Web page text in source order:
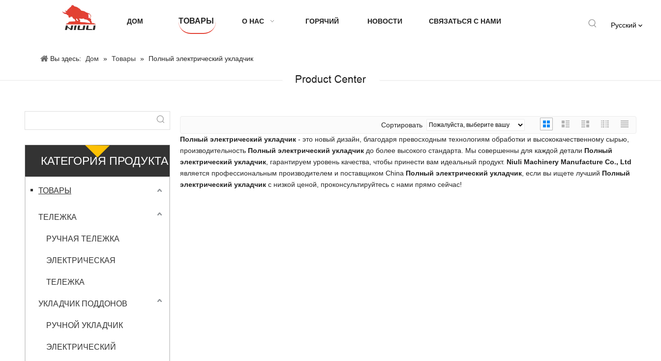
ДОМ ТОВАРЫ О НАС ГОРЯЧИЙ НОВОСТИ СВЯЗАТЬСЯ С НАМИ Pусский
Вы здесь: Дом » Товары » Полный электрический укладчик
КАТЕГОРИЯ ПРОДУКТА
ТОВАРЫ
ТЕЛЕЖКА
РУЧНАЯ ТЕЛЕЖКА
ЭЛЕКТРИЧЕСКАЯ
ТЕЛЕЖКА
УКЛАДЧИК ПОДДОНОВ
РУЧНОЙ УКЛАДЧИК
ЭЛЕКТРИЧЕСКИЙ
Сортировать
Полный электрический укладчик - это новый дизайн, благодаря превосходным технологиям обработки и высококачественному сырью,
производительность Полный электрический укладчик до более высокого стандарта. Мы совершенны для каждой детали Полный
электрический укладчик , гарантируем уровень качества, чтобы принести вам идеальный продукт. Niuli Machinery Manufacture Co., Ltd
является профессиональным производителем и поставщиком China Полный электрический укладчик , если вы ищете лучший Полный
электрический укладчик с низкой ценой, проконсультируйтесь с нами прямо сейчас!